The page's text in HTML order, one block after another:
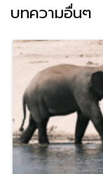
บทความอื่นๆ